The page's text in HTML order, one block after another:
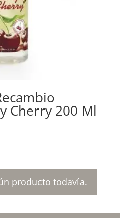
Cherry 200 Ml
producto todavía.